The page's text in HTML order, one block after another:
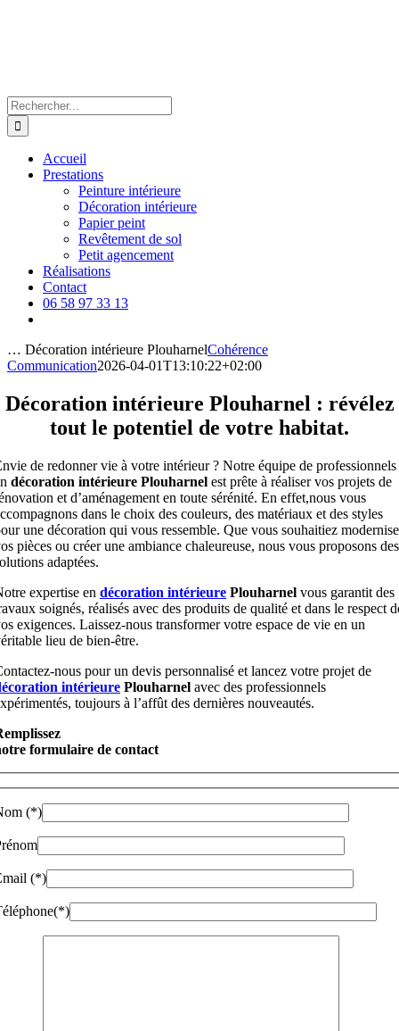
Rechercher:
Accueil
Prestations
Peinture intérieure
Décoration intérieure
Papier peint
Revêtement de sol
Petit agencement
Réalisations
Contact
06 58 97 33 13
… Décoration intérieure PlouharnelCohérence
Communication2026-04-01T13:10:22+02:00
Décoration intérieure Plouharnel : révélez
tout le potentiel de votre habitat.
de redonner vie à votre intérieur ? Notre équipe de professionnels
décoration intérieure Plouharnel est prête à réaliser vos projets de
et d’aménagement en toute sérénité. En effet,nous vous
dans le choix des couleurs, des matériaux et des styles
une décoration qui vous ressemble. Que vous souhaitiez
pièces ou créer une ambiance chaleureuse, nous vous proposons des
adaptées.
expertise en décoration intérieure Plouharnel vous garantit des
soignés, réalisés avec des produits de qualité et dans le respect
exigences. Laissez-nous transformer votre espace de vie en un
lieu de bien-être.
nous pour un devis personnalisé et lancez votre projet de
intérieure Plouharnel avec des professionnels
toujours à l’affût des dernières nouveautés.
formulaire de contact
(*)
(*)